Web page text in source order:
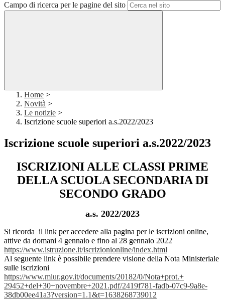
Campo di ricerca per le pagine del sito
Home >
Novità >
Le notizie >
Iscrizione scuole superiori a.s.2022/2023
Iscrizione scuole superiori a.s.2022/2023
ISCRIZIONI ALLE CLASSI PRIME
DELLA SCUOLA SECONDARIA DI
SECONDO GRADO
a.s. 2022/2023
Si ricorda il link per accedere alla pagina per le iscrizioni online,
attive da domani 4 gennaio e fino al 28 gennaio 2022
https://www.istruzione.it/iscrizionionline/index.html
Al seguente link è possibile prendere visione della Nota Ministeriale
sulle iscrizioni
https://www.miur.gov.it/documents/20182/0/Nota+prot.+
29452+del+30+novembre+2021.pdf/2419f781-fadb-07c9-9a8e-
38db00ee41a3?version=1.1&t=1638268739012